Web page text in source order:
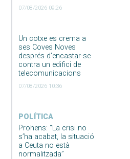
07/08/2026 09:26
Un cotxe es crema a
ses Coves Noves
després d’encastar-se
contra un edifici de
telecomunicacions
07/08/2026 10:36
POLÍTICA
Prohens: “La crisi no
s’ha acabat, la situació
a Ceuta no està
normalitzada”